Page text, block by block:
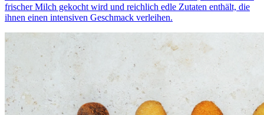
frischer Milch gekocht wird und reichlich edle Zutaten enthält, die
ihnen einen intensiven Geschmack verleihen.